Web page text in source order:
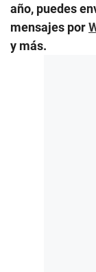
año, puedes
mensajes por
y más.